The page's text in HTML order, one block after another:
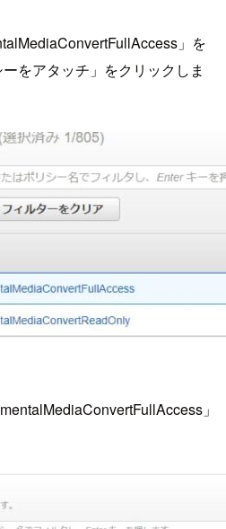
」を
をアタッチ」をクリックしま
」